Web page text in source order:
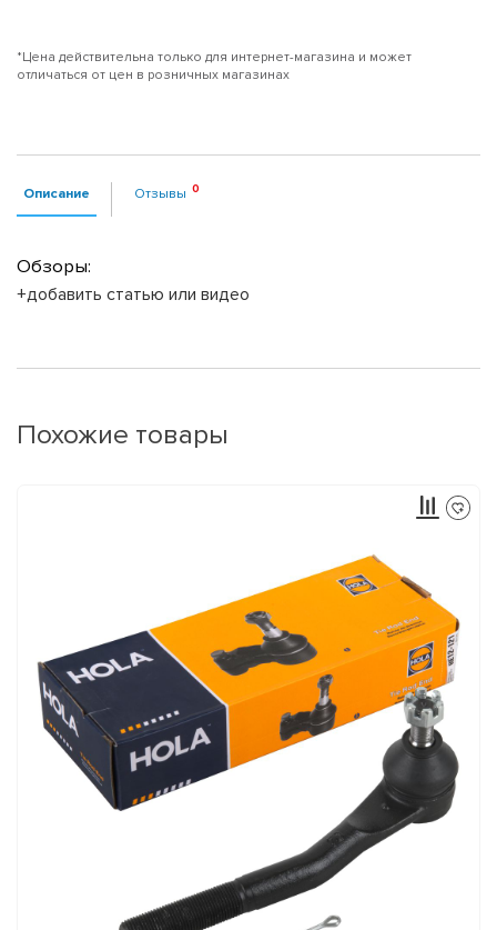
*Цена действительна только для интернет-магазина и может
отличаться от цен в розничных магазинах
Описание Отзывы
Обзоры:
+добавить статью или видео
Похожие товары